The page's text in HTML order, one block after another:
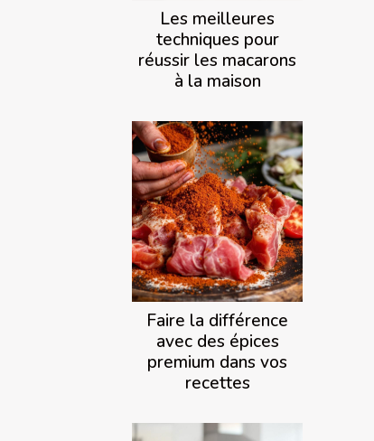
Les meilleures
techniques pour
réussir les macarons
à la maison
Faire la différence
avec des épices
premium dans vos
recettes